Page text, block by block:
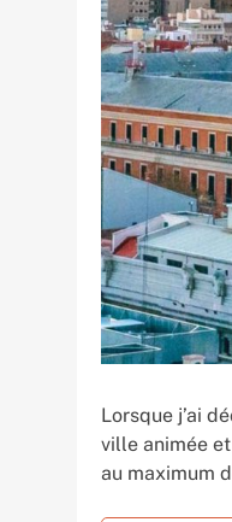
Lorsque j’ai
ville animée
au maximum